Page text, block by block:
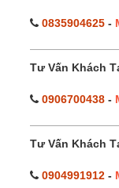
0835904625 -
Tư Vấn Khách
0906700438 -
Tư Vấn Khách
0904991912 -